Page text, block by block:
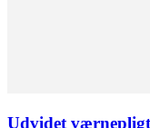
Udvidet